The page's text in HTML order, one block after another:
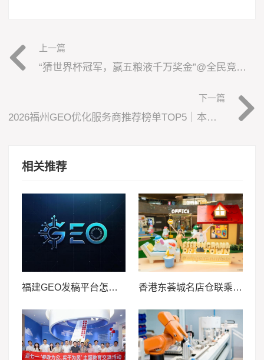
上一篇
“猜世界杯冠军，赢五粮液千万奖金”@全民竞猜，五粮液陪你玩转世界杯
下一篇
2026福州GEO优化服务商推荐榜单TOP5｜本土高口碑企业获客优选
相关推荐
福建GEO发稿平台怎么选？两大本土合规推广平台实测推荐 香港东荟城名店仓联乘人气当代艺术IP SSEBONGRAMA 携手打造全球首个「躺平一『夏』」联名企划